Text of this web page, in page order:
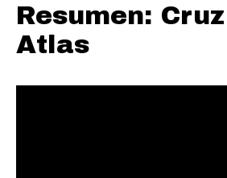
Resumen:
Atlas